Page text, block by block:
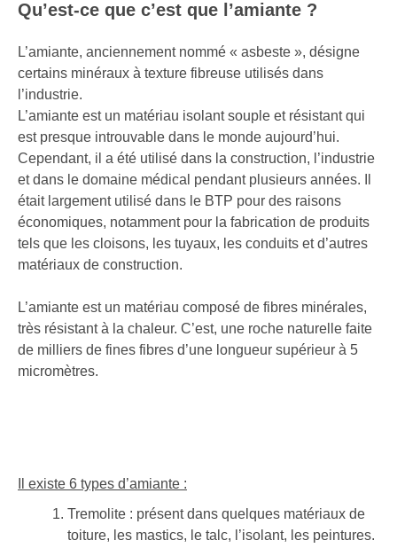
Qu’est-ce que c’est que l’amiante ?
L’amiante, anciennement nommé « asbeste », désigne
certains minéraux à texture fibreuse utilisés dans
l’industrie.
L’amiante est un matériau isolant souple et résistant qui
est presque introuvable dans le monde aujourd’hui.
Cependant, il a été utilisé dans la construction, l’industrie
et dans le domaine médical pendant plusieurs années. Il
était largement utilisé dans le BTP pour des raisons
économiques, notamment pour la fabrication de produits
tels que les cloisons, les tuyaux, les conduits et d’autres
matériaux de construction.
L’amiante est un matériau composé de fibres minérales,
très résistant à la chaleur. C’est, une roche naturelle faite
de milliers de fines fibres d’une longueur supérieur à 5
micromètres.
Il existe 6 types d’amiante :
Tremolite : présent dans quelques matériaux de
toiture, les mastics, le talc, l’isolant, les peintures.